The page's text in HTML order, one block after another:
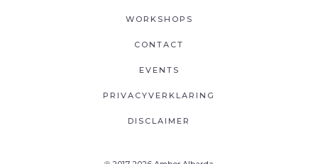
WORKSHOPS
CONTACT
EVENTS
PRIVACYVERKLARING
DISCLAIMER